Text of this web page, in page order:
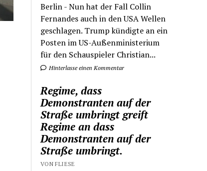
Berlin - Nun hat der Fall Collin
Fernandes auch in den USA Wellen
geschlagen. Trump kündigte an ein
Posten im US-Außenministerium
für den Schauspieler Christian...
Hinterlasse einen Kommentar
Regime, dass
Demonstranten auf der
Straße umbringt greift
Regime an dass
Demonstranten auf der
Straße umbringt.
VON FLIESE